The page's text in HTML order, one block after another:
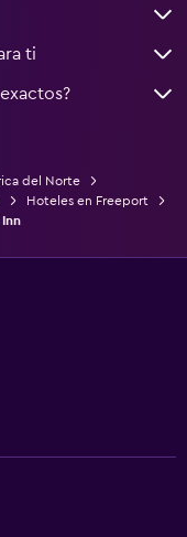
ti
del Norte
Hoteles en Freeport